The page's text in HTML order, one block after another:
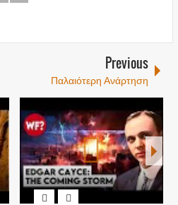
Previous
Παλαιότερη Ανάρτηση